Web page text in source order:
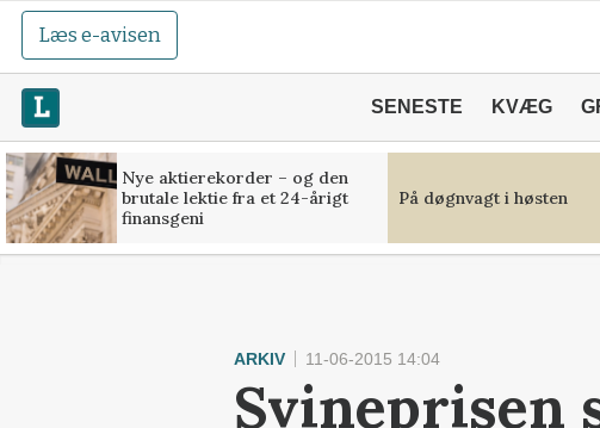
Læs e-avisen
SENESTE KVÆG
Nye aktierekorder – og den
brutale lektie fra et 24-årigt
finansgeni
På døgnvagt i høsten
ARKIV 11-06-2015 14:04
Svineprisen